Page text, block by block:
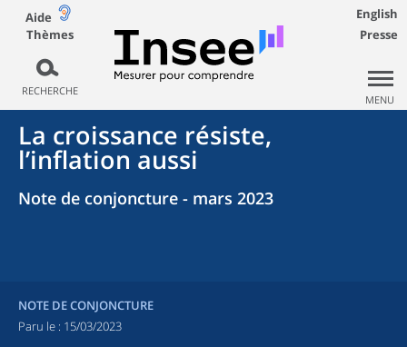
Aide
Thèmes
RECHERCHE
English
Presse
MENU
La croissance résiste,
l’inflation aussi
Note de conjoncture - mars 2023
NOTE DE CONJONCTURE
Paru le : 15/03/2023